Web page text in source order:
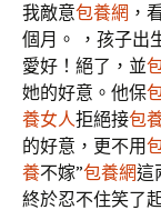
我敵意包養網 ，
個月。 ，孩子出
愛好！絕了，並
她的好意。他保
養女人拒絕接包
的好意，更不用
養不嫁”包養網這
終於忍不住笑了